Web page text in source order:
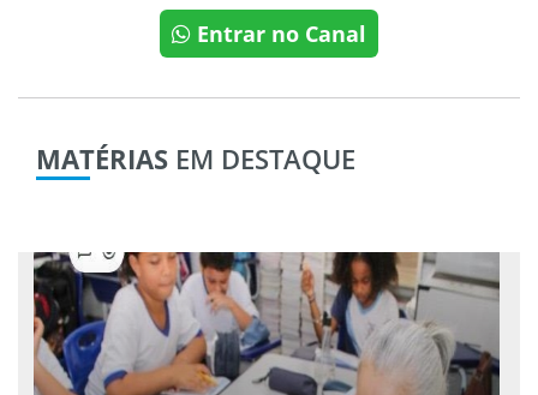
Entrar no Canal
MATÉRIAS EM DESTAQUE